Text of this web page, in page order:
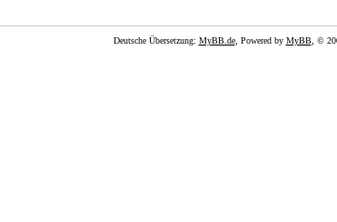
Deutsche Übersetzung: MyBB.de, Powered by MyBB, ©